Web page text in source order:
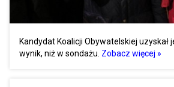
Kandydat Koalicji Obywatelskiej uzyskał
wynik, niż w sondażu. Zobacz więcej »